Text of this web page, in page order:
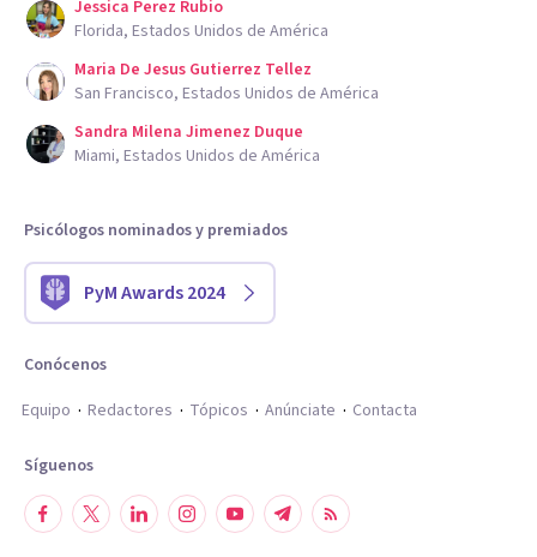
Jessica Perez Rubio
Florida, Estados Unidos de América
Maria De Jesus Gutierrez Tellez
San Francisco, Estados Unidos de América
Sandra Milena Jimenez Duque
Miami, Estados Unidos de América
Psicólogos nominados y premiados
PyM Awards 2024
Conócenos
Equipo
Redactores Tópicos Anúnciate Contacta
Síguenos